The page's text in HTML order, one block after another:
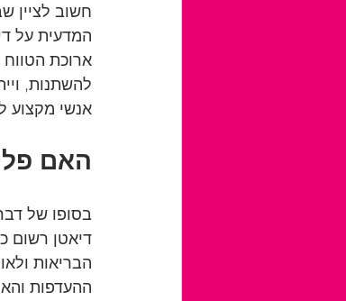
חשוב לציין
המדעית על
ארוכת הטווח
להשתנות,
אנשי מקצוע
האם
בסופו של
דיאטן רשום
הבריאות
ההעדפות